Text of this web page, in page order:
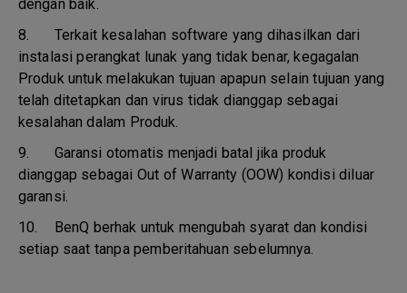
dengan baik.
8. Terkait kesalahan software yang dihasilkan dari
instalasi perangkat lunak yang tidak benar, kegagalan
Produk untuk melakukan tujuan apapun selain tujuan yang
telah ditetapkan dan virus tidak dianggap sebagai
kesalahan dalam Produk.
9. Garansi otomatis menjadi batal jika produk
dianggap sebagai Out of Warranty (OOW) kondisi diluar
garansi.
10. BenQ berhak untuk mengubah syarat dan kondisi
setiap saat tanpa pemberitahuan sebelumnya.